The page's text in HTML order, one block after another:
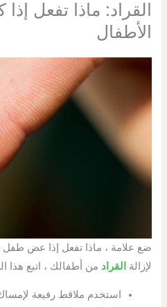
القراد: ماذا تفعل
الأطفال
ضع علامة ، ماذا تفعل إذا عض طفل
لإزالة
القراد من أطفالك ، اتبع هذا
استخدم ملاقط رفيعة